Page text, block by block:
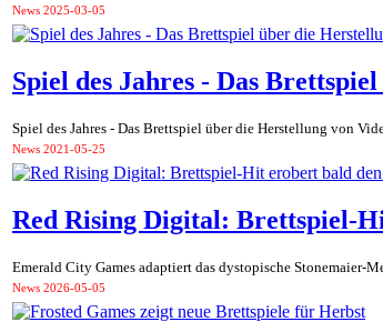
News 2025-03-05
Spiel des Jahres - Das
Spiel des Jahres - Das Brettspiel über die Herstellung von
News 2021-05-25
Red Rising Digital: Brettspiel-
Emerald City Games adaptiert das dystopische Stonemaier-
News 2026-05-05